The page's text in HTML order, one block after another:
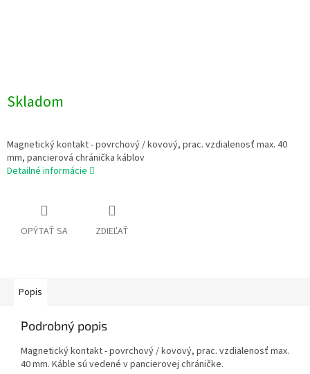
Skladom
Magnetický kontakt - povrchový / kovový, prac. vzdialenosť max. 40
mm, pancierová chránička káblov
Detailné informácie
OPÝTAŤ SA ZDIEĽAŤ
Popis
Podrobný popis
Magnetický kontakt - povrchový / kovový, prac. vzdialenosť max.
40 mm. Káble sú vedené v pancierovej chráničke.